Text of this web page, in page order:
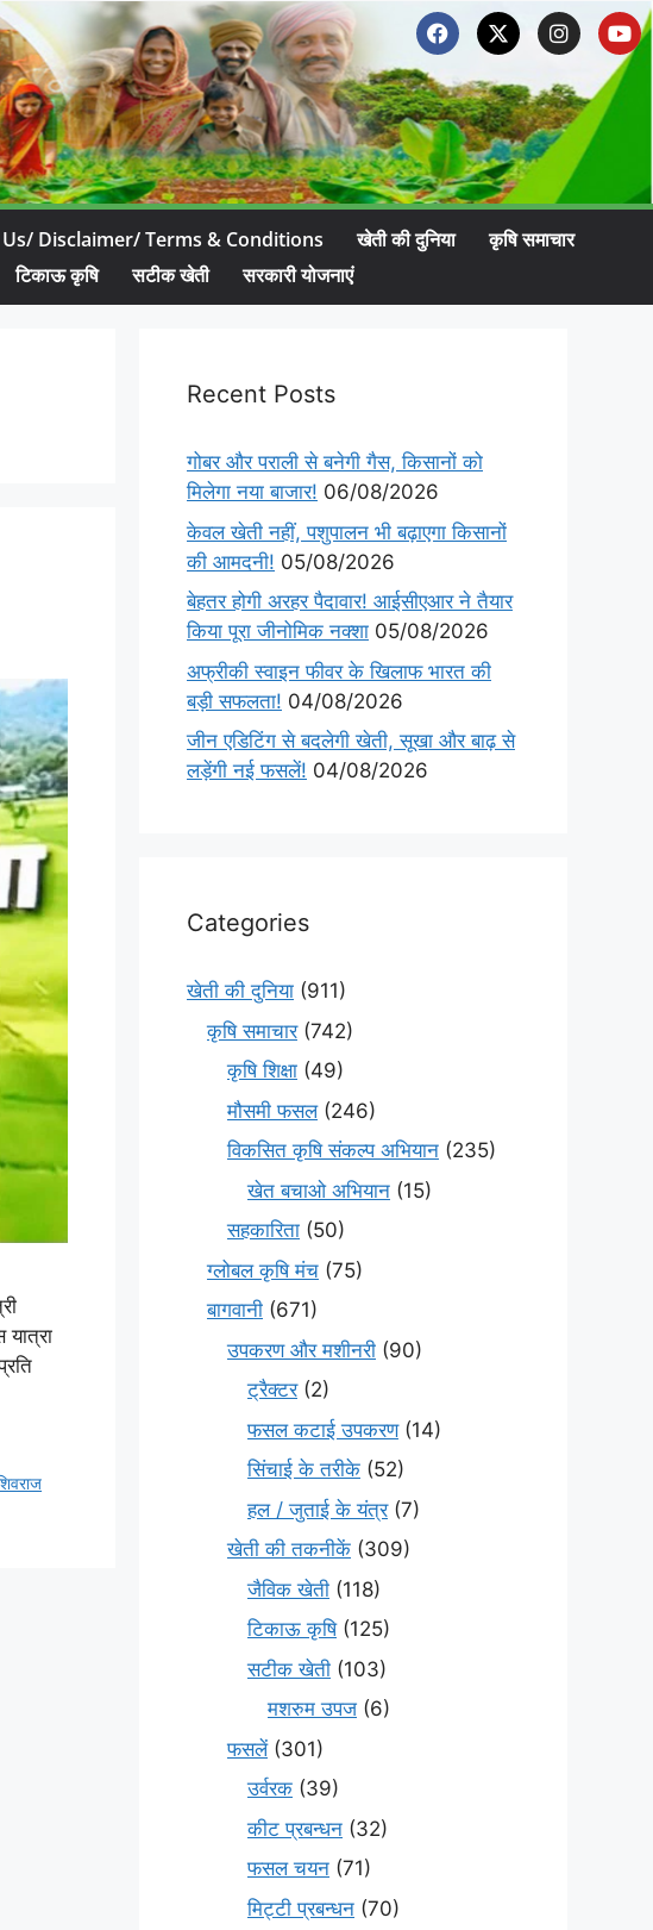
Disclaimer/ Terms & Conditions खेती की दुनिया
कृषि समाचार
टिकाऊ कृषि सटीक खेती सरकारी योजनाएं
Recent Posts
गोबर और पराली से बनेगी गैस, किसानों को
मिलेगा नया बाजार! 06/08/2026
केवल खेती नहीं, पशुपालन भी बढ़ाएगा किसानों
की आमदनी! 05/08/2026
बेहतर होगी अरहर पैदावार! आईसीएआर ने तैयार
किया पूरा जीनोमिक नक्शा 05/08/2026
अफ्रीकी स्वाइन फीवर के खिलाफ भारत की
बड़ी सफलता! 04/08/2026
जीन एडिटिंग से बदलेगी खेती, सूखा और बाढ़ से
लड़ेंगी नई फसलें! 04/08/2026
Categories
खेती की दुनिया (911)
कृषि समाचार(742)
कृषि शिक्षा (49)
मौसमी फसल(246)
विकसित कृषि संकल्प अभियान (235)
खेत बचाओ अभियान (15)
सहकारिता (50)
ग्लोबल कृषि मंच (75)
बागवानी (671)
उपकरण और मशीनरी (90)
ट्रैक्टर(2)
फसल कटाई उपकरण(14)
सिंचाई के तरीके (52)
हल / जुताई के यंत्र(7)
खेती की तकनीकें (309)
जैविक खेती (118)
टिकाऊ कृषि(125)
सटीक खेती (103)
मशरुम उपज (6)
फसलें(301)
उर्वरक (39)
कीट प्रबन्धन (32)
फसल चयन (71)
मि‌ट्टी प्रबन्धन (70)